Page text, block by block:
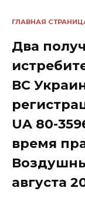
ГЛАВНАЯ
Два
ВС
UA 80-
время
августа